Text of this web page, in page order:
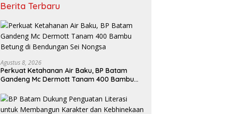
Berita Terbaru
Agustus 8, 2026
Perkuat Ketahanan Air Baku, BP Batam
Gandeng Mc Dermott Tanam 400 Bambu